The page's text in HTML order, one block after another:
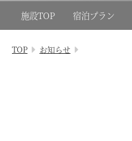
施設TOP 宿泊プラン
会員権のご案内
TOP
TOP お知らせ